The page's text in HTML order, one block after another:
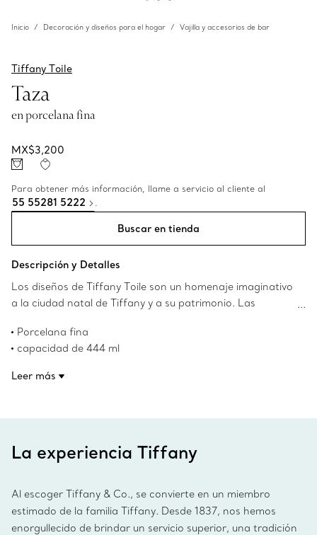
Inicio Decoración y diseños para el hogar Vajilla y accesorios de bar
Tiffany Toile
Taza
en porcelana fina
MX$3,200
Para obtener más información, llame a servicio al cliente al
55 55281 5222 .
Buscar en tienda
Descripción y Detalles
Los diseños de Tiffany Toile son un homenaje imaginativo
a la ciudad natal de Tiffany y a su patrimonio. Las
una ilustración de la ciudad de Nueva York de los archivos
de Tiffany. El puente de Brooklyn se encuentra con el Bird
mano. Combine la taza con un plato Tiffany Toile para
Porcelana fina
capacidad de 444 ml
mano
Leer más
La experiencia Tiffany
Al escoger Tiffany & Co., se convierte en un miembro
estimado de la familia Tiffany. Desde 1837, nos hemos
enorgullecido de brindar un servicio superior, una tradición